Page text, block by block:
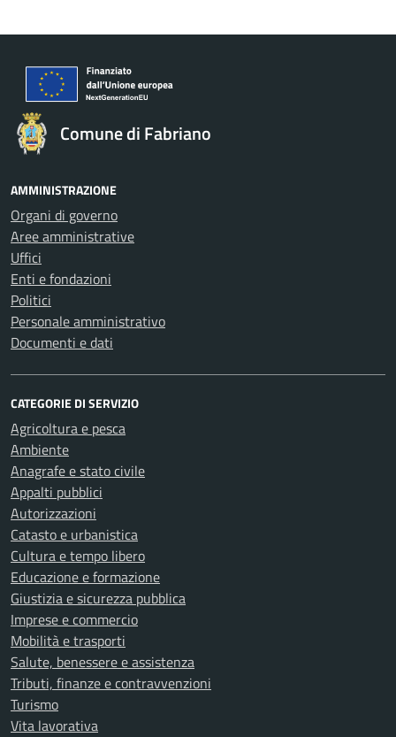
Comune di Fabriano
AMMINISTRAZIONE
Organi di governo
Aree amministrative
Uffici
Enti e fondazioni
Politici
Personale amministrativo
Documenti e dati
CATEGORIE DI SERVIZIO
Agricoltura e pesca
Ambiente
Anagrafe e stato civile
Appalti pubblici
Autorizzazioni
Catasto e urbanistica
Cultura e tempo libero
Educazione e formazione
Giustizia e sicurezza pubblica
Imprese e commercio
Mobilità e trasporti
Salute, benessere e assistenza
Tributi, finanze e contravvenzioni
Turismo
Vita lavorativa